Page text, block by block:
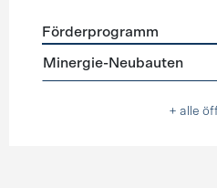
Förderprogramme
Förderprogramm
Minergie-Neubauten
+ alle